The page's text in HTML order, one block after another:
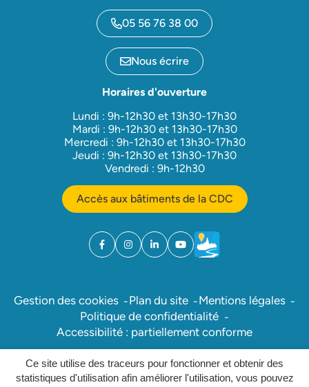
Ce site utilise des traceurs pour fonctionner et obtenir des
statistiques d'utilisation afin améliorer l'utilisation, vous pouvez
05 56 76 38 00
Nous écrire
Horaires d'ouverture
Lundi : 9h-12h30 et 13h30-17h30
Mardi : 9h-12h30 et 13h30-17h30
Mercredi : 9h-12h30 et 13h30-17h30
Jeudi : 9h-12h30 et 13h30-17h30
Vendredi : 9h-12h30
Accès aux bâtiments de la CDC
Facebook
(ouverture dans un nouvel onglet)
Instagram
(ouverture dans un nouvel onglet)
Linkedin
(ouverture dans un nouvel onglet)
YouTube
(ouverture dans un nouvel
Météo
(ouverture dans un
Gestion des cookies Plan du site
Mentions légales
Politique de confidentialité
Accessibilité : partiellement conforme
Site réalisé parInovagora (ouverture dans un